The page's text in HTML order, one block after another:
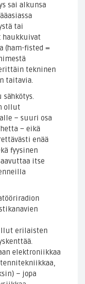
sai alkunsa
tai
(ham-fisted =
tekninen
taitavia.
ollut
– suuri osa
– eikä
enää
fyysinen
itse
erilaisten
elektroniikkaa
– jopa